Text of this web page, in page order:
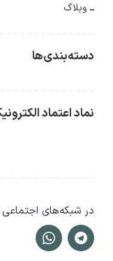
وبلاگ
دسته‌بندی‌ها
نماد اعتماد
در شبکه‌های اجتماعی